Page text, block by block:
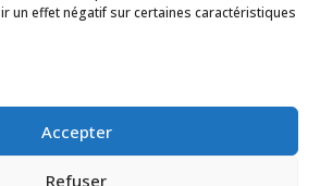
un effet négatif sur certaines caractéristiques
Accepter
Refuser